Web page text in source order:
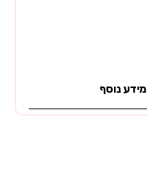
מידע נוסף